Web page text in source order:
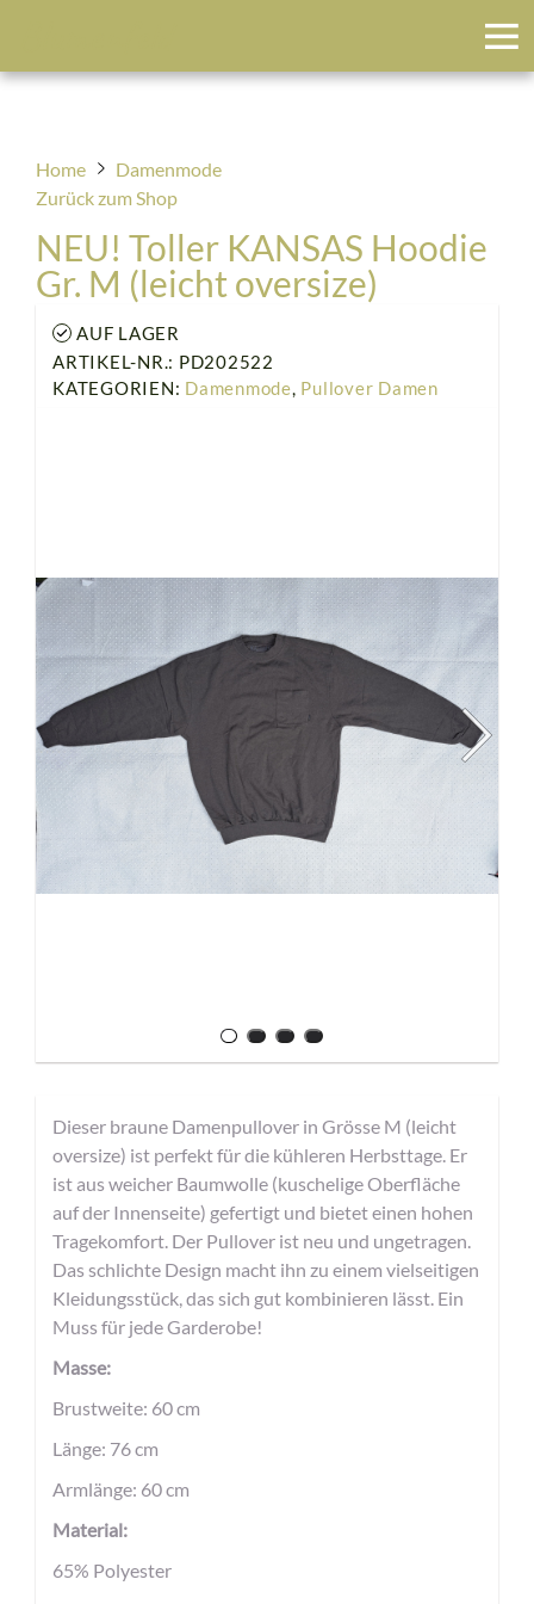
Home
Damenmode
Zurück zum Shop
NEU! Toller KANSAS Hoodie
Gr. M (leicht oversize)
AUF LAGER
ARTIKEL-NR.: PD202522
KATEGORIEN: Damenmode, Pullover Damen
Dieser braune Damenpullover in Grösse M (leicht
oversize) ist perfekt für die kühleren Herbsttage. Er
ist aus weicher Baumwolle (kuschelige Oberfläche
auf der Innenseite) gefertigt und bietet einen hohen
Tragekomfort. Der Pullover ist neu und ungetragen.
Das schlichte Design macht ihn zu einem vielseitigen
Kleidungsstück, das sich gut kombinieren lässt. Ein
Muss für jede Garderobe!
Masse:
Brustweite: 60 cm
Länge: 76 cm
Armlänge: 60 cm
Material:
65% Polyester